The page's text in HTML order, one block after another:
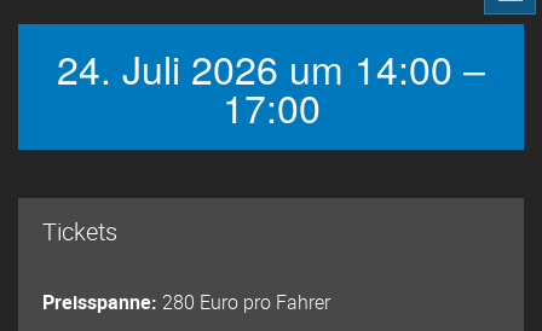
24. Juli 2026 um 14:00 –
17:00
Tickets
Preisspanne: 280 Euro pro Fahrer